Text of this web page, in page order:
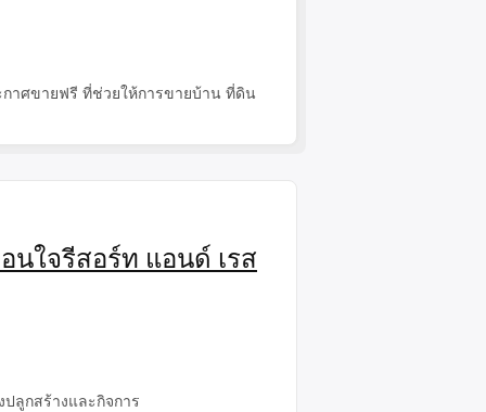
กาศขายฟรี ที่ช่วยให้การขายบ้าน ที่ดิน
นใจรีสอร์ท แอนด์ เรส
ลูกสร้างและกิจการ